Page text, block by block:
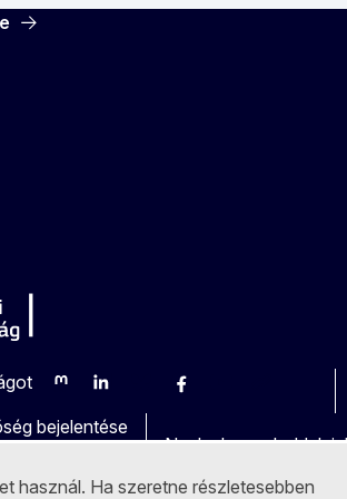
használ. Ha szeretne részletesebben
MastodonLinkedInBlueskyFacebook
bejelentése
Nyelvek a